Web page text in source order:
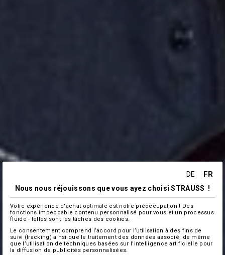
DE FR
Nous nous réjouissons que vous ayez choisi STRAUSS !
Votre expérience d'achat optimale est notre préoccupation ! Des
fonctions impeccable contenu personnalisé pour vous et un processus
fluide - telles sont les tâches des cookies.
Le consentement comprend l’accord pour l’utilisation à des fins de
suivi (tracking) ainsi que le traitement des données associé, de même
que l’utilisation de techniques basées sur l’intelligence artificielle pour
la diffusion de publicités personnalisées.